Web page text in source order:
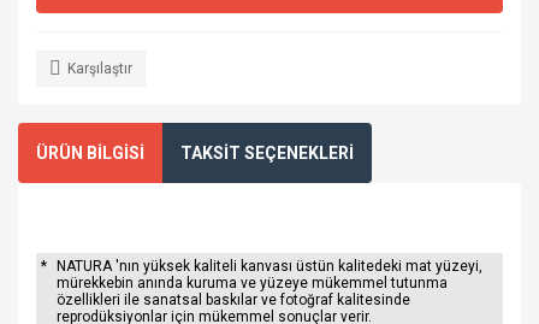
Karşılaştır
ÜRÜN BİLGİSİ TAKSİT SEÇENEKLERİ
*
NATURA 'nın yüksek kaliteli kanvası üstün kalitedeki mat yüzeyi,
mürekkebin anında kuruma ve yüzeye mükemmel tutunma
özellikleri ile sanatsal baskılar ve fotoğraf kalitesinde
reprodüksiyonlar için mükemmel sonuçlar verir.